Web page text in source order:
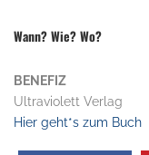
Wann? Wie? Wo?
BENEFIZ
Ultraviolett Verlag
Hier geht*s zum Buch